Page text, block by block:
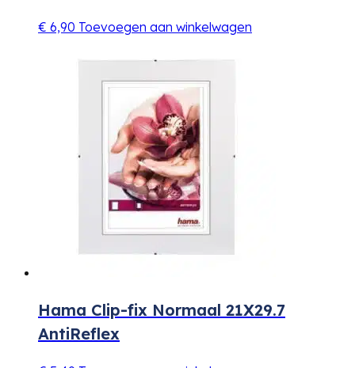
€ 6,90 Toevoegen aan winkelwagen
Hama Clip-fix Normaal 21X29.7
AntiReflex